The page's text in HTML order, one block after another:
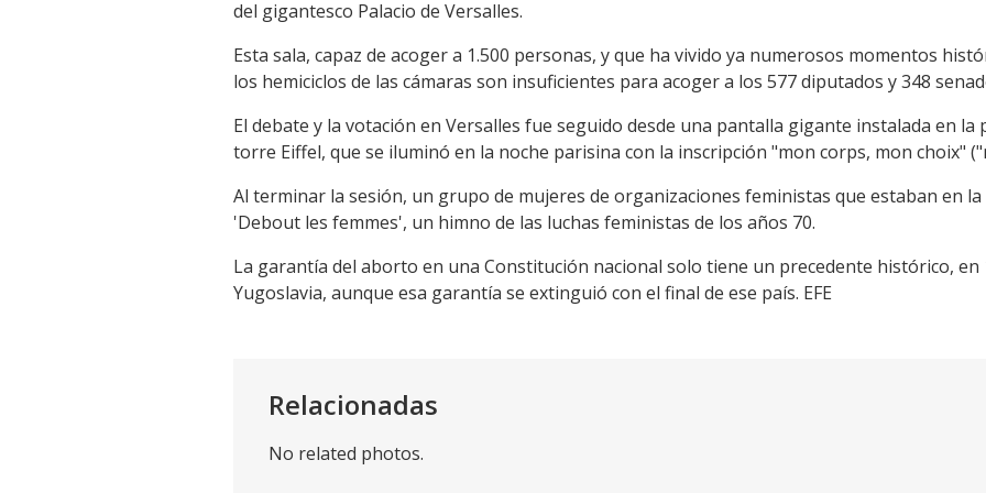
del gigantesco Palacio de Versalles.
Esta sala, capaz de acoger a 1.500 personas, y que ha vivido ya numerosos momentos
los hemiciclos de las cámaras son insuficientes para acoger a los 577 diputados y 348
El debate y la votación en Versalles fue seguido desde una pantalla gigante instalada en
torre Eiffel, que se iluminó en la noche parisina con la inscripción "mon corps, mon choix"
Al terminar la sesión, un grupo de mujeres de organizaciones feministas que estaban en
'Debout les femmes', un himno de las luchas feministas de los años 70.
La garantía del aborto en una Constitución nacional solo tiene un precedente histórico, en
Yugoslavia, aunque esa garantía se extinguió con el final de ese país. EFE
Relacionadas
No related photos.